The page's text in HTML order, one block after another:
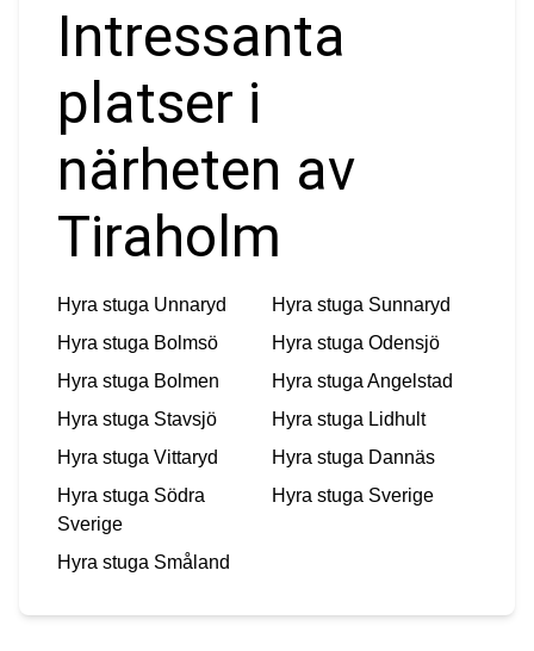
Intressanta
platser i
närheten av
Tiraholm
Hyra stuga Unnaryd Hyra stuga Sunnaryd
Hyra stuga Bolmsö Hyra stuga Odensjö
Hyra stuga Bolmen Hyra stuga Angelstad
Hyra stuga Stavsjö Hyra stuga Lidhult
Hyra stuga Vittaryd Hyra stuga Dannäs
Hyra stuga Södra
Sverige
Hyra stuga Sverige
Hyra stuga Småland